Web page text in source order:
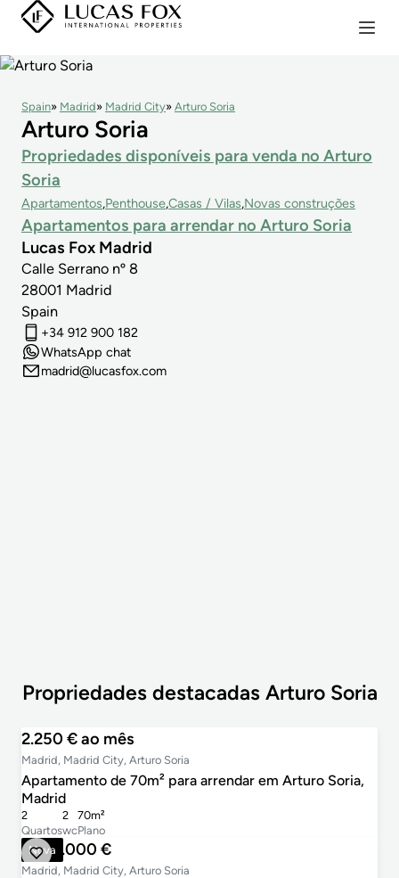
Spain Madrid Madrid City Arturo Soria
Arturo Soria
Propriedades disponíveis para venda no Arturo
Soria
Apartamentos PenthouseCasas / Vilas Novas construções
Apartamentos para arrendar no Arturo Soria
Lucas Fox Madrid
Calle Serrano nº 8
28001 Madrid
Spain
+34 912 900 182
WhatsApp chat
madrid@lucasfox.com
Propriedades destacadas Arturo Soria
2.250 € ao mês
Madrid, Madrid City, Arturo Soria
Apartamento de 70m² para arrendar em Arturo Soria,
Madrid
Quartos
2
wc
2
Plano
70m²
Nova
1.290.000 €
Madrid, Madrid City, Arturo Soria